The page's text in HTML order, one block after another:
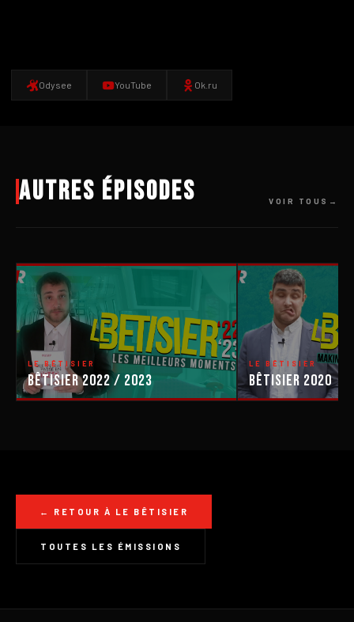
Odysee YouTube Ok.ru
Autres épisodes VOIR TOUS
LE BÊTISIER
Bêtisier 2022 / 2023
LE BÊTISIER
Bêtisier 2020
← RETOUR À LE BÊTISIER
TOUTES LES ÉMISSIONS